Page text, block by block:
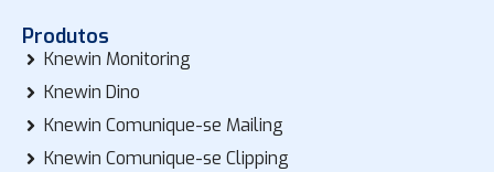
Produtos
Knewin Monitoring
Knewin Dino
Knewin Comunique-se Mailing
Knewin Comunique-se Clipping